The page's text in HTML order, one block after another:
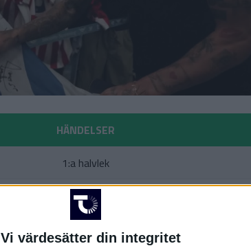
Vi värdesätter din integritet
HÄNDELSER
1:a halvlek
K.